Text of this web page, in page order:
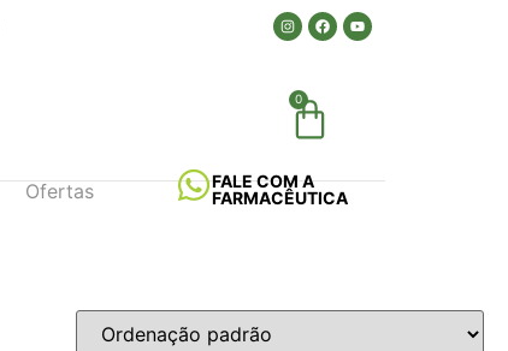
0
Ofertas
FALE COM A
FARMACÊUTICA